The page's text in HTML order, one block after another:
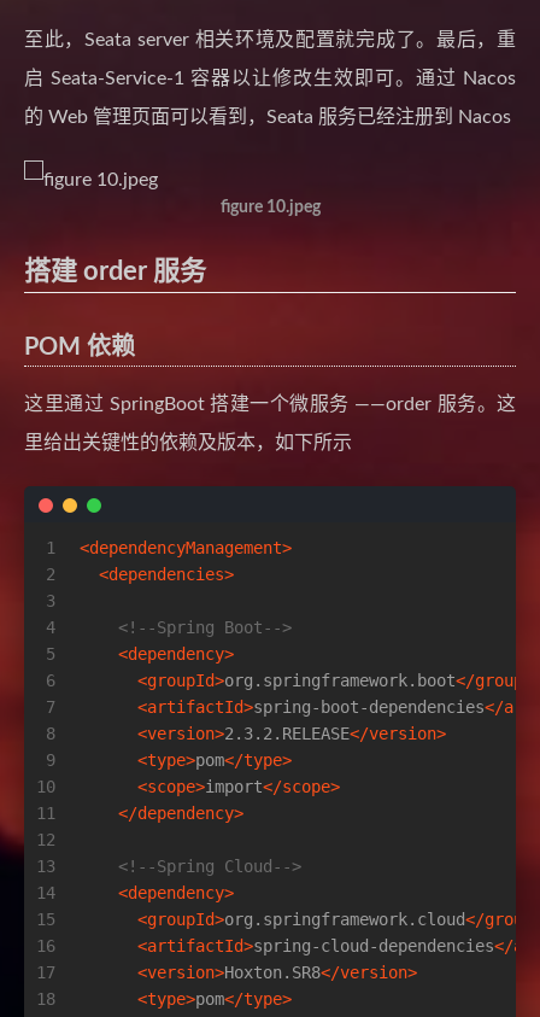
至此，Seata server 相关环境及配置就完成了。最后，重
启 Seata-Service-1 容器以让修改生效即可。通过 Nacos
的 Web 管理页面可以看到，Seata 服务已经注册到 Nacos
figure 10.jpeg
搭建 order 服务
POM 依赖
这里通过 SpringBoot 搭建一个微服务 ——order 服务。这
里给出关键性的依赖及版本，如下所示
1
2
3
4
5
6
7
8
9
10
11
12
13
14
15
16
17
18
<dependencyManagement>
<dependencies>
<!--Spring Boot-->
<dependency>
<groupId>org.springframework.boot</
<artifactId>spring-boot-dependencies</
<version>2.3.2.RELEASE</version>
<type>pom</type>
<scope>import</scope>
</dependency>
<!--Spring Cloud-->
<dependency>
<groupId>org.springframework.cloud</
<artifactId>spring-cloud-dependencies</
<version>Hoxton.SR8</version>
<type>pom</type>